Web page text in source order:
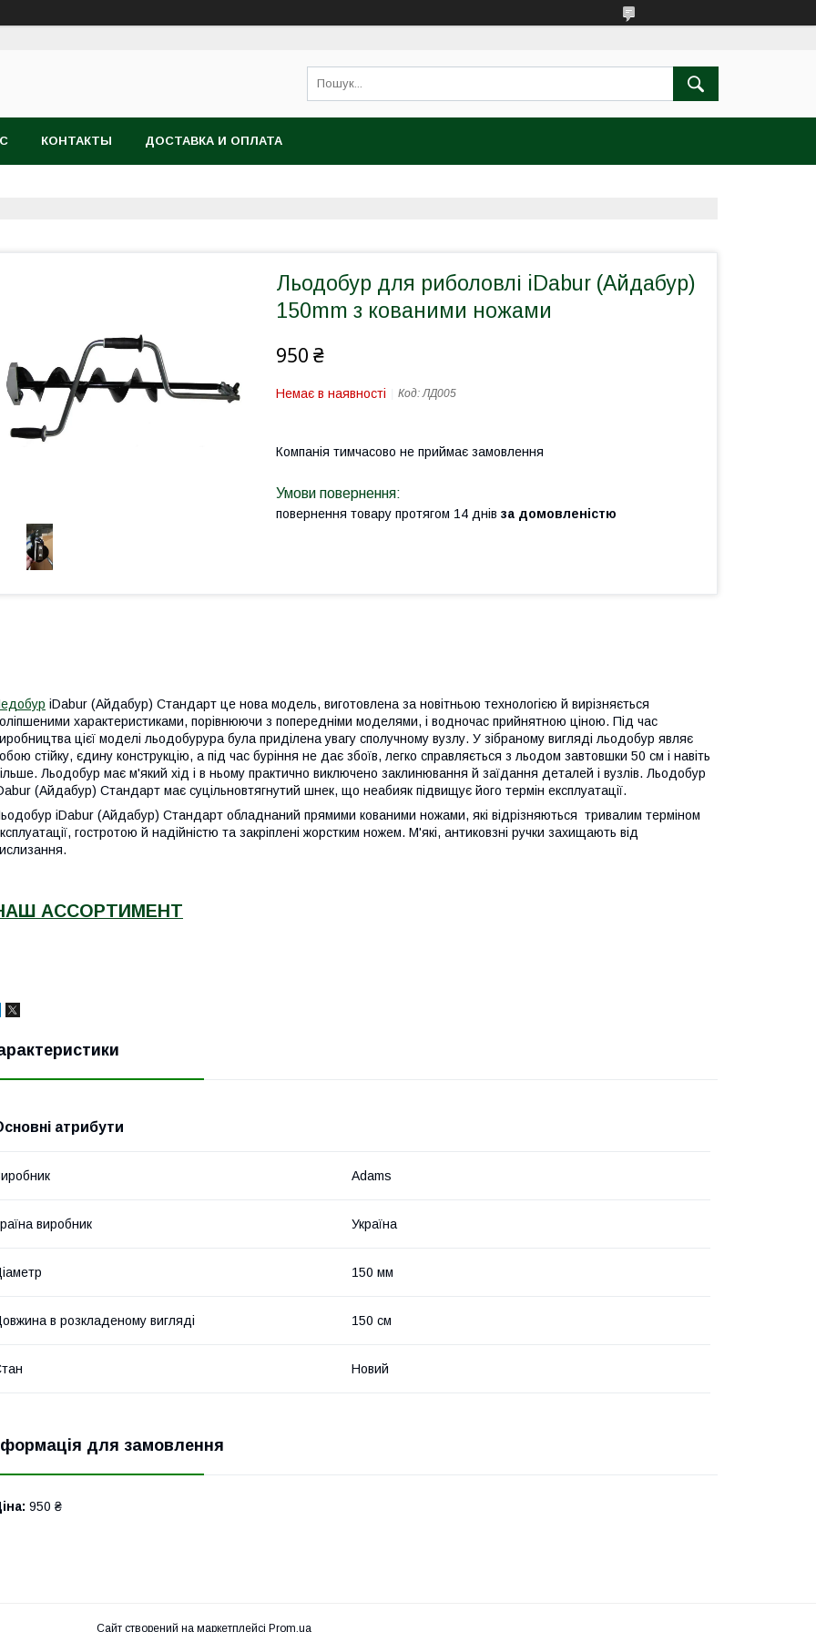
КОНТАКТЫ ДОСТАВКА И ОПЛАТА
Льодобур для риболовлі iDabur (Айдабур)
150mm з кованими ножами
950 ₴
Немає в наявності Код:ЛД005
Компанія тимчасово не приймає замовлення
повернення товару протягом 14 днів за домовленістю
iDabur (Айдабур) Стандарт це нова модель, виготовлена за новітньою технологією й вирізняється
характеристиками, порівнюючи з попередніми моделями, і водночас прийнятною ціною. Під час
цієї моделі льодобурура була приділена увагу сполучному вузлу. У зібраному вигляді льодобур являє
стійку, єдину конструкцію, а під час буріння не дає збоїв, легко справляється з льодом завтовшки 50 см і навіть
Льодобур має м'який хід і в ньому практично виключено заклинювання й заїдання деталей і вузлів. Льодобур
(Айдабур) Стандарт має суцільновтягнутий шнек, що неабияк підвищує його термін експлуатації.
iDabur (Айдабур) Стандарт обладнаний прямими кованими ножами, які відрізняються тривалим терміном
гостротою й надійністю та закріплені жорстким ножем. М'які, антиковзні ручки захищають від
АССОРТИМЕНТ
атрибути
Adams
виробник Україна
150 мм
в розкладеному вигляді 150 см
Новий
для замовлення
950 ₴
Сайт створений на маркетплейсі Prom.ua